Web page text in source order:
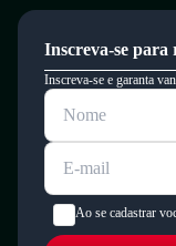
Inscreva-se para
Inscreva-se e garanta
Ao se cadastrar